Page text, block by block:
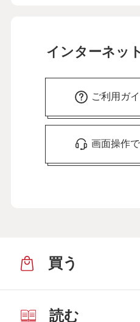
インターネッ
ご利用ガ
画面操作
買う
読む